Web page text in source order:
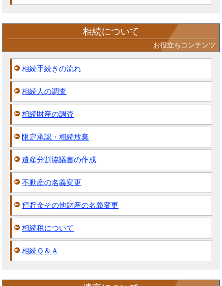
相続について
お役立ちコンテンツ
相続手続きの流れ
相続人の調査
相続財産の調査
限定承認・相続放棄
遺産分割協議書の作成
不動産の名義変更
預貯金その他財産の名義変更
相続税について
相続Ｑ＆Ａ